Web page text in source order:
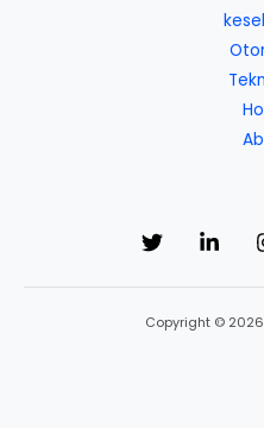
Copyright ©